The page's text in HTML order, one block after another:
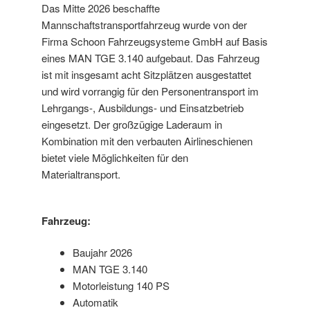
Das Mitte 2026 beschaffte
Mannschaftstransportfahrzeug wurde von der
Firma Schoon Fahrzeugsysteme GmbH auf Basis
eines MAN TGE 3.140 aufgebaut. Das Fahrzeug
ist mit insgesamt acht Sitzplätzen ausgestattet
und wird vorrangig für den Personentransport im
Lehrgangs-, Ausbildungs- und Einsatzbetrieb
eingesetzt. Der großzügige Laderaum in
Kombination mit den verbauten Airlineschienen
bietet viele Möglichkeiten für den
Materialtransport.
Fahrzeug:
Baujahr 2026
MAN TGE 3.140
Motorleistung 140 PS
Automatik